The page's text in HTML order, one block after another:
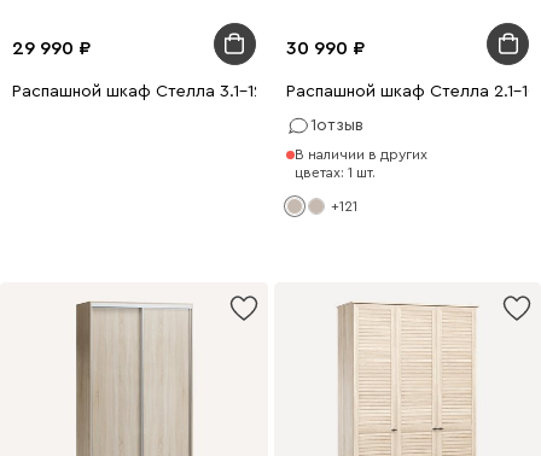
29 990
Распашной шкаф Стелла 3.1-120x240 Латте
30 990
Распашной шкаф Стелла 2.1-
1отзыв
В наличии в других
цветах: 1 шт.
+121